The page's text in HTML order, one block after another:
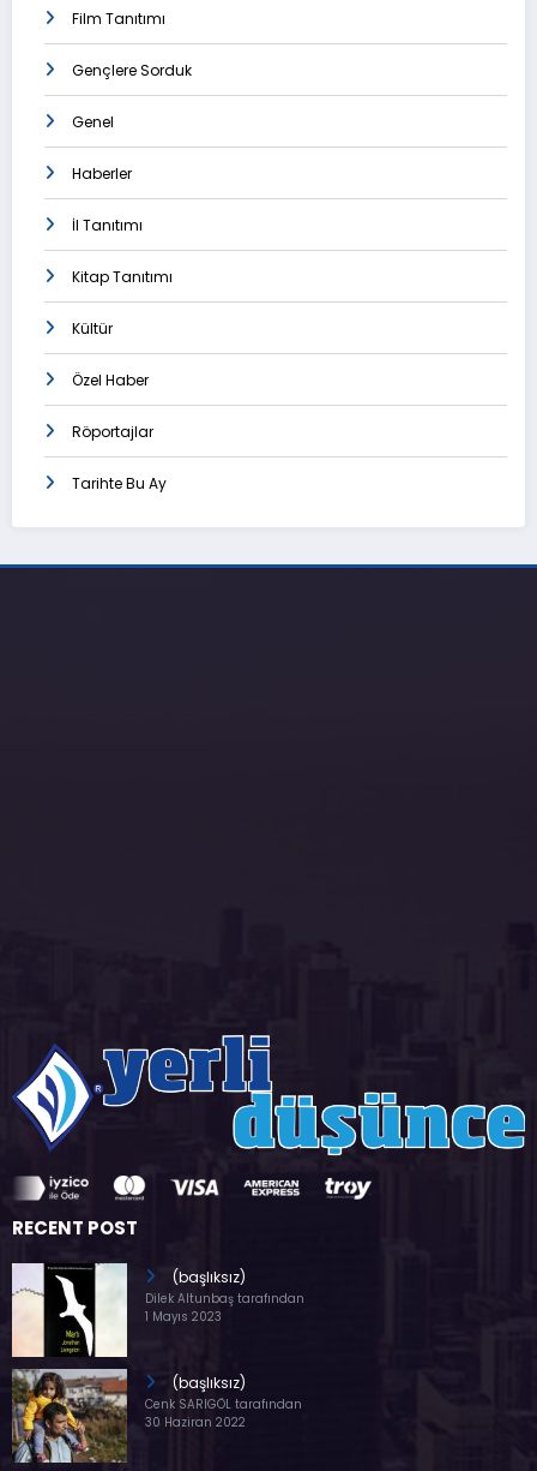
Film Tanıtımı
Gençlere Sorduk
Genel
Haberler
İl Tanıtımı
Kitap Tanıtımı
Kültür
Özel Haber
Röportajlar
Tarihte Bu Ay
RECENT POST
(başlıksız)
Dilek Altunbaş tarafından
1 Mayıs 2023
(başlıksız)
Cenk SARIGÖL tarafından
30 Haziran 2022